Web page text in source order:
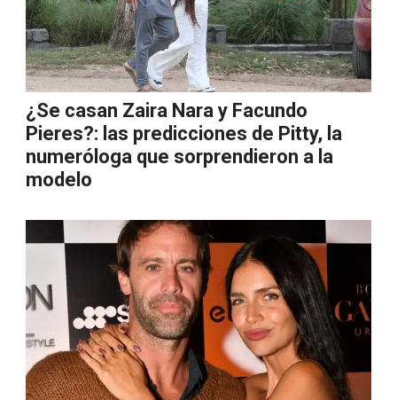
¿Se casan Zaira Nara y Facundo
Pieres?: las predicciones de Pitty, la
numeróloga que sorprendieron a la
modelo